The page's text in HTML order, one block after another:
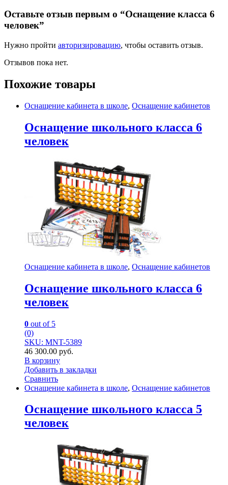
Оставьте отзыв первым о “Оснащение класса 6
человек”
Нужно пройти авторизировацию, чтобы оставить отзыв.
Отзывов пока нет.
Похожие товары
Оснащение кабинета в школе, Оснащение кабинетов
Оснащение школьного класса 6
человек
Оснащение кабинета в школе, Оснащение кабинетов
Оснащение школьного класса 6
человек
0 out of 5
(0)
SKU: MNT-5389
46 300.00 руб.
В корзину
Добавить в закладки
Сравнить
Оснащение кабинета в школе, Оснащение кабинетов
Оснащение школьного класса 5
человек